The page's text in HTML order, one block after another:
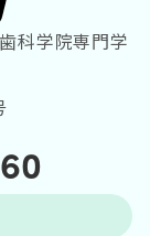
科学院専門学